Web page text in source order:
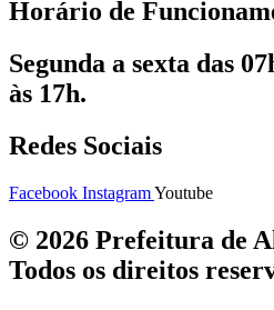
Horário de
Segunda a sexta das
às 17h.
Redes Sociais
Facebook InstagramYoutube
© 2026 Prefeitura de
Todos os direitos